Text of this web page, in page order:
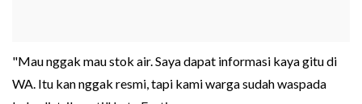
"Mau nggak mau stok air. Saya dapat informasi kaya gitu di
WA. Itu kan nggak resmi, tapi kami warga sudah waspada